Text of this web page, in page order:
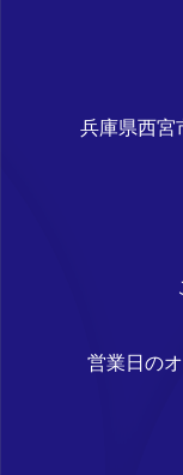
兵庫県西宮
営業日の